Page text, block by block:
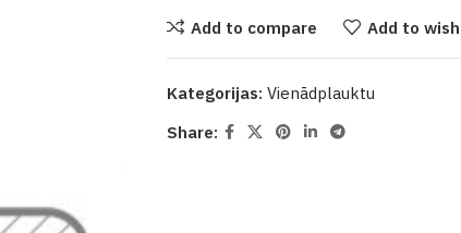
Add to compare Add to
Kategorijas: Vienādplauktu
Share: